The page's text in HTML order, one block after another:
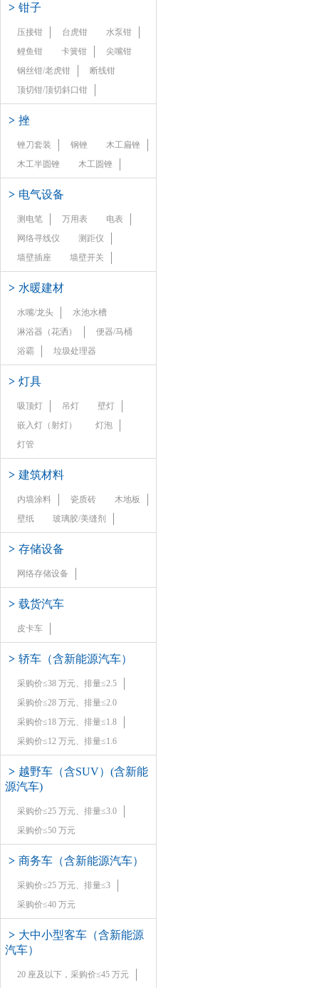
> 钳子
压接钳 台虎钳
水泵钳
鲤鱼钳
卡簧钳
尖嘴钳
钢丝钳/老虎钳
断线钳
顶切钳/顶切斜口钳
> 挫
锉刀套装 钢锉
木工扁锉
木工半圆锉
木工圆锉
> 电气设备
测电笔 万用表
电表
网络寻线仪
测距仪
墙壁插座
墙壁开关
> 水暖建材
水嘴/龙头
水池水槽
淋浴器（花洒）
便器/马桶
浴霸
垃圾处理器
> 灯具
吸顶灯 吊灯
壁灯
嵌入灯（射灯）
灯泡
灯管
> 建筑材料
内墙涂料 瓷质砖
木地板
壁纸
玻璃胶/美缝剂
> 存储设备
网络存储设备
> 载货汽车
皮卡车
> 轿车（含新能源汽车）
采购价≤38 万元、排量≤2.5
采购价≤28 万元、排量≤2.0
采购价≤18 万元、排量≤1.8
采购价≤12 万元、排量≤1.6
> 越野车（含SUV）(含新能
源汽车)
采购价≤25 万元、排量≤3.0
采购价≤50 万元
> 商务车（含新能源汽车）
采购价≤25 万元、排量≤3
采购价≤40 万元
> 大中小型客车（含新能源
汽车）
20 座及以下，采购价≤45 万元